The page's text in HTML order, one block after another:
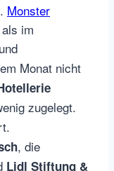
Monster
im
und
Monat nicht
zugelegt.
, die
Lidl Stiftung &